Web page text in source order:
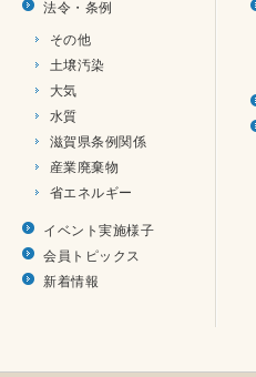
法令・条例
その他
土壌汚染
大気
水質
滋賀県条例関係
産業廃棄物
省エネルギー
イベント実施様子
会員トピックス
新着情報